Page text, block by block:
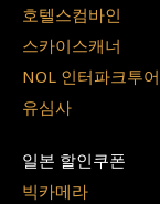
호텔스컴바인
스카이스캐너
NOL 인터파크투어
유심사
일본 할인쿠폰
빅카메라